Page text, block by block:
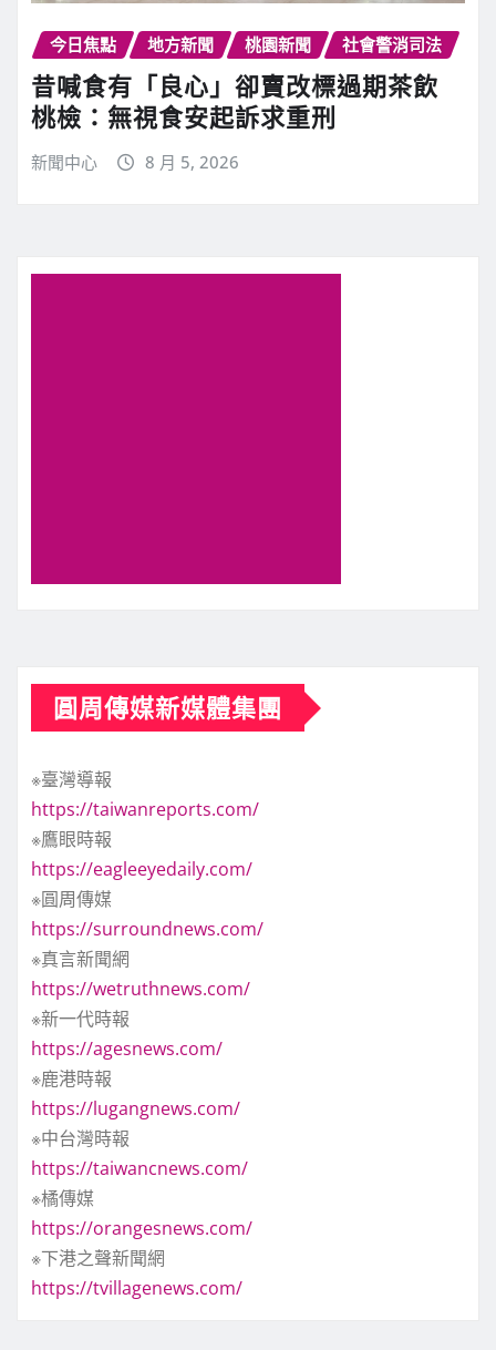
今日焦點 地方新聞 桃園新聞 社會警消司法
昔喊食有「良心」卻賣改標過期茶飲
桃檢：無視食安起訴求重刑
新聞中心 8 月 5, 2026
圓周傳媒新媒體集團
※臺灣導報
https://taiwanreports.com/
※鷹眼時報
https://eagleeyedaily.com/
※圓周傳媒
https://surroundnews.com/
※真言新聞網
https://wetruthnews.com/
※新一代時報
https://agesnews.com/
※鹿港時報
https://lugangnews.com/
※中台灣時報
https://taiwancnews.com/
※橘傳媒
https://orangesnews.com/
※下港之聲新聞網
https://tvillagenews.com/